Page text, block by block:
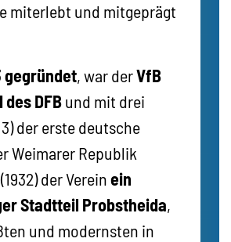
miterlebt und mitgeprägt
gegründet, war derVfB
DFBund mit drei
der erste deutsche
Weimarer Republik
der Vereinein
Stadtteil Probstheida,
und modernsten in